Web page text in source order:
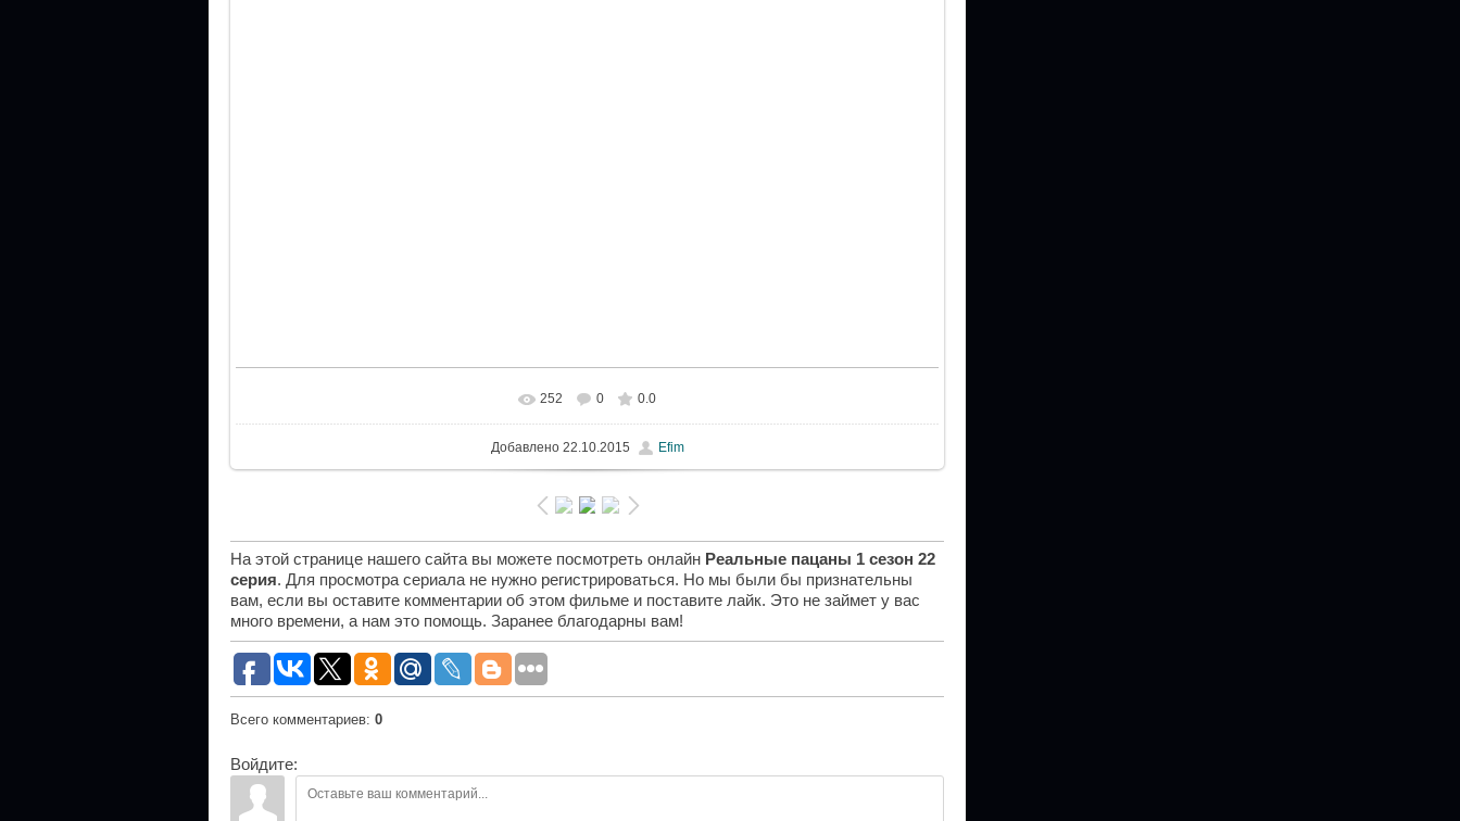
252 0 0.0
Добавлено22.10.2015 Efim
На этой странице нашего сайта вы можете посмотреть онлайн Реальные пацаны 1 сезон 22
серия. Для просмотра сериала не нужно регистрироваться. Но мы были бы признательны
вам, если вы оставите комментарии об этом фильме и поставите лайк. Это не займет у вас
много времени, а нам это помощь. Заранее благодарны вам!
Всего комментариев: 0
Войдите: